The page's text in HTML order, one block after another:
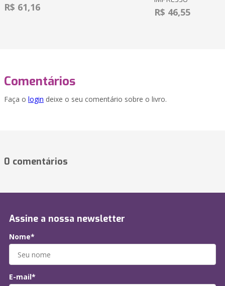
R$ 61,16 R$ 46,55
Comentários
Faça o login deixe o seu comentário sobre o livro.
0 comentários
Assine a nossa newsletter
Nome*
E-mail*